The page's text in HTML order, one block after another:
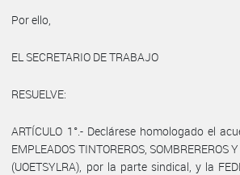
Por ello,
EL SECRETARIO DE TRABAJO
RESUELVE:
ARTÍCULO 1°.- Declárese homologado el
EMPLEADOS TINTOREROS, SOMBREREROS
(UOETSYLRA), por la parte sindical, y la